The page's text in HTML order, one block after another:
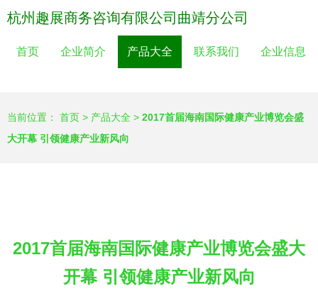
杭州趣展商务咨询有限公司曲靖分公司
首页 企业简介 产品大全 联系我们 企业信息
当前位置： 首页 > 产品大全 > 2017首届海南国际健康产业博览会盛
大开幕 引领健康产业新风向
2017首届海南国际健康产业博览会盛大
开幕 引领健康产业新风向